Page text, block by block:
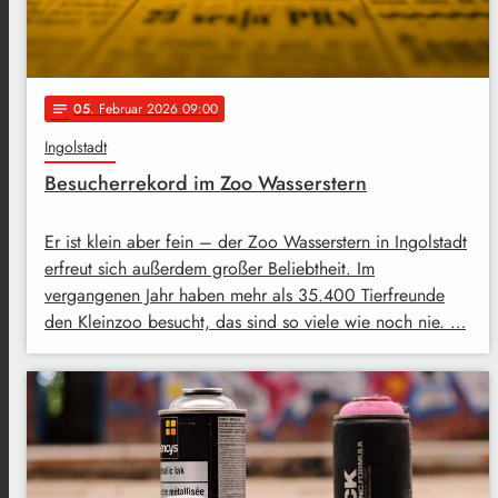
notes 05. Februar 2026 09:00
Ingolstadt
Besucherrekord im Zoo Wasserstern
Er ist klein aber fein – der Zoo Wasserstern in Ingolstadt
erfreut sich außerdem großer Beliebtheit. Im
vergangenen Jahr haben mehr als 35.400 Tierfreunde
den Kleinzoo besucht, das sind so viele wie noch nie. …